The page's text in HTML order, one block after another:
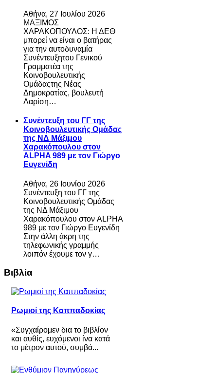
Αθήνα, 27 Ιουλίου 2026
ΜΑΞΙΜΟΣ
ΧΑΡΑΚΟΠΟΥΛΟΣ: Η ΔΕΘ
μπορεί να είναι ο βατήρας
για την αυτοδυναμία
Συνέντευξητου Γενικού
Γραμματέα της
Κοινοβουλευτικής
Ομάδαςτης Νέας
Δημοκρατίας, βουλευτή
Λαρίση…
Συνέντευξη του ΓΓ της
Κοινοβουλευτικής Ομάδας
της ΝΔ Μάξιμου
Χαρακόπουλου στον
ALPHA 989 με τον Γιώργο
Ευγενίδη
Αθήνα, 26 Ιουνίου 2026
Συνέντευξη του ΓΓ της
Κοινοβουλευτικής Ομάδας
της ΝΔ Μάξιμου
Χαρακόπουλου στον ALPHA
989 με τον Γιώργο Ευγενίδη
Στην άλλη άκρη της
τηλεφωνικής γραμμής
λοιπόν έχουμε τον γ…
Βιβλία
Ρωμιοί της Καππαδοκίας
«Συγχαίρομεν δια το βιβλίον
και αυθίς, ευχόμενοι ίνα κατά
το μέτρον αυτού, συμβά...